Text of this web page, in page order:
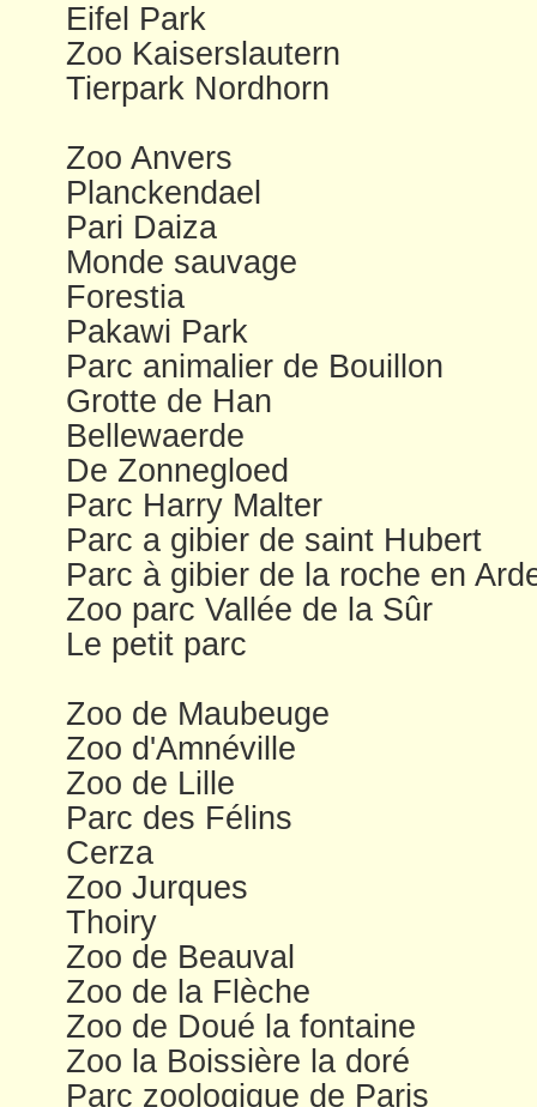
Eifel Park
Zoo Kaiserslautern
Tierpark Nordhorn
Zoo Anvers
Planckendael
Pari Daiza
Monde sauvage
Forestia
Pakawi Park
Parc animalier de Bouillon
Grotte de Han
Bellewaerde
De Zonnegloed
Parc Harry Malter
Parc a gibier de saint Hubert
Parc à gibier de la roche en
Zoo parc Vallée de la Sûr
Le petit parc
Zoo de Maubeuge
Zoo d'Amnéville
Zoo de Lille
Parc des Félins
Cerza
Zoo Jurques
Thoiry
Zoo de Beauval
Zoo de la Flèche
Zoo de Doué la fontaine
Zoo la Boissière la doré
Parc zoologique de Paris